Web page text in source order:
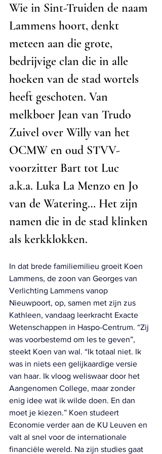
Wie in Sint-Truiden de naam
Lammens hoort, denkt
meteen aan die grote,
bedrijvige clan die in alle
hoeken van de stad wortels
heeft geschoten. Van
melkboer Jean van Trudo
Zuivel over Willy van het
OCMW en oud STVV-
voorzitter Bart tot Luc
a.k.a. Luka La Menzo en Jo
van de Watering… Het zijn
namen die in de stad klinken
als kerkklokken.
In dat brede familiemilieu groeit Koen
Lammens, de zoon van Georges van
Verlichting Lammens vanop
Nieuwpoort, op, samen met zijn zus
Kathleen, vandaag leerkracht Exacte
Wetenschappen in Haspo-Centrum. “Zij
was voorbestemd om les te geven”,
steekt Koen van wal. “Ik totaal niet. Ik
was in niets een gelijkaardige versie
van haar. Ik vloog weliswaar door het
Aangenomen College, maar zonder
enig idee wat ik wilde doen. En dan
moet je kiezen.” Koen studeert
Economie verder aan de KU Leuven en
valt al snel voor de internationale
financiële wereld. Na zijn studies gaat